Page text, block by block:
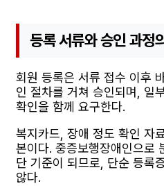
등록 서류와 승인 과정
회원 등록은 서류 접수 이후
인 절차를 거쳐 승인되며, 일
확인을 함께 요구한다.
복지카드, 장애 정도 확인 자
본이다. 중증보행장애인으로
단 기준이 되므로, 단순 등록
않다.